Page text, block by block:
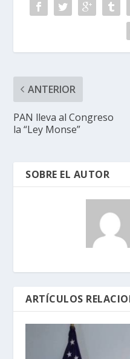
ANTERIOR
PAN lleva al Congreso
la “Ley Monse”
SOBRE EL AUTOR
ARTÍCULOS